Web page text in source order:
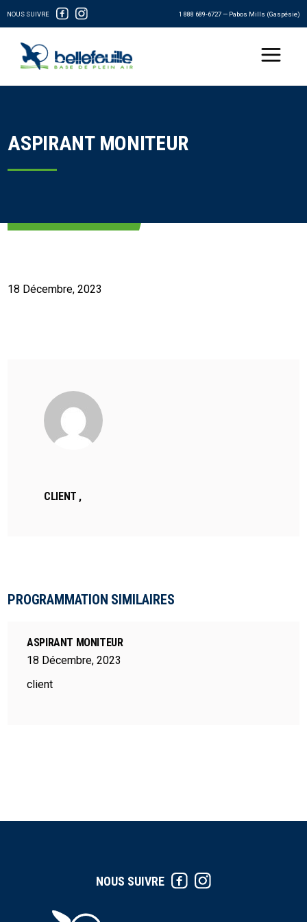
NOUS SUIVRE 1 888 689-6727 — Pabos Mills (Gaspésie)
ASPIRANT MONITEUR
18 Décembre,2023
CLIENT ,
PROGRAMMATION SIMILAIRES
ASPIRANT MONITEUR
18 Décembre,2023
client
NOUS SUIVRE